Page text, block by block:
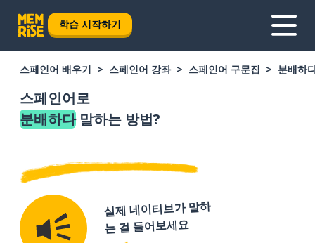
학습 시작하기
스페인어 배우기 스페인어 강좌 스페인어 구문집 분배하
스페인어로
분배하다말하는 방법?
실제 네이티브가 말하
는 걸 들어보세요